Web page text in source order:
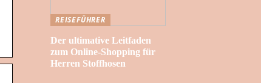
REISEFÜHRER
Der ultimative Leitfaden
zum Online-Shopping für
Herren Stoffhosen